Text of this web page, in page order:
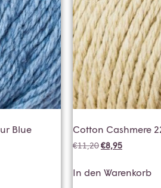
Blue Cotton Cashmere
€11,20€8,95
In den Warenkorb